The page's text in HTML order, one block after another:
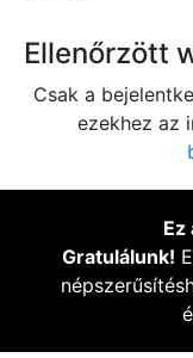
Ellenőrzött
Csak a
ezekhez az
Ez
Gratulálunk!